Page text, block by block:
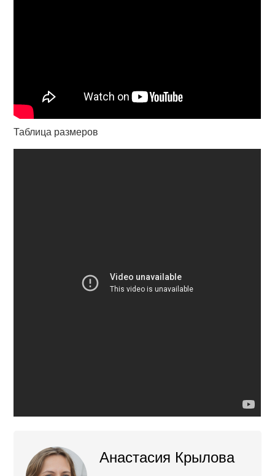
Таблица размеров
Анастасия Крылова